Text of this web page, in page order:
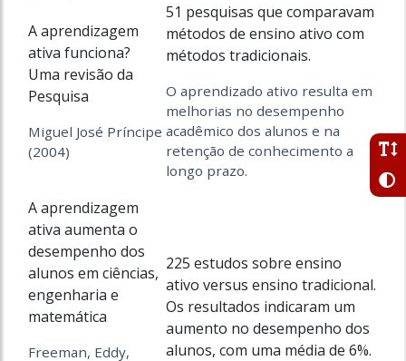
A aprendizagem
ativa funciona?
Uma revisão da
Pesquisa
Miguel José Príncipe
(2004)
51 pesquisas que comparavam
métodos de ensino ativo com
métodos tradicionais.
O aprendizado ativo resulta em
melhorias no desempenho
acadêmico dos alunos e na
retenção de conhecimento a
longo prazo.
A aprendizagem
ativa aumenta o
desempenho dos
alunos em ciências,
engenharia e
matemática
Freeman, Eddy,
225 estudos sobre ensino
ativo versus ensino tradicional.
Os resultados indicaram um
aumento no desempenho dos
alunos, com uma média de 6%.